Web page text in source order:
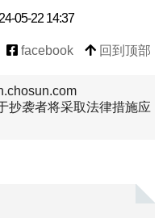
05-22 14:37
facebook 回到顶部
抄袭者将采取法律措施应